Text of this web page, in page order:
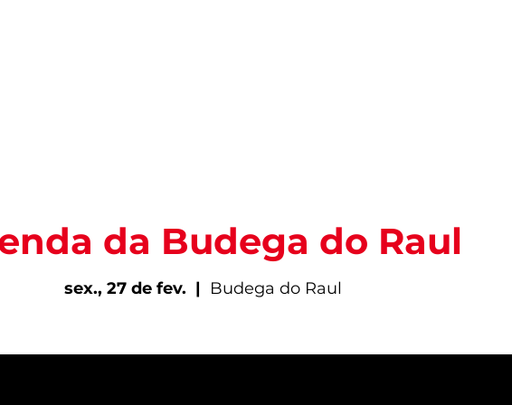
da Budega do Raul
sex., 27 de fev.
  |
Budega do Raul